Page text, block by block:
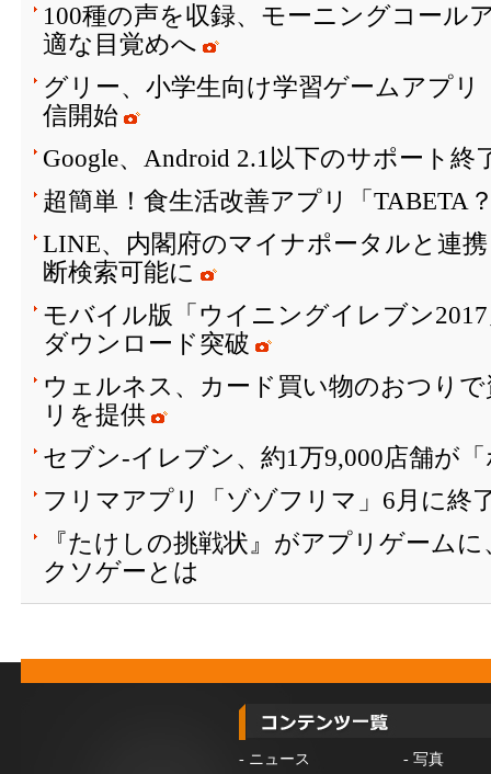
100種の声を収録、モーニングコール
適な目覚めへ
グリー、小学生向け学習ゲームアプリ
信開始
Google、Android 2.1以下のサポート終
超簡単！食生活改善アプリ「TABETA
LINE、内閣府のマイナポータルと連
断検索可能に
モバイル版「ウイニングイレブン
ダウンロード突破
ウェルネス、カード買い物のおつり
リを提供
セブン‐イレブン、約1万9,000店舗が
フリマアプリ「ゾゾフリマ」6月に終
『たけしの挑戦状』がアプリゲーム
クソゲーとは
- ニュース - 写真